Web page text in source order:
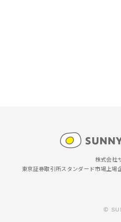
株式会社
東京証券取引所スタンダード市場上場
©